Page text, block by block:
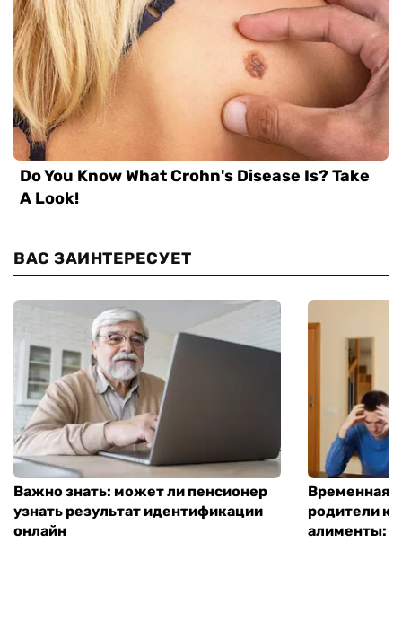
ВАС ЗАИНТЕРЕСУЕТ
Важно знать: может ли пенсионер
узнать результат идентификации
онлайн
Временная
родители
алименты: